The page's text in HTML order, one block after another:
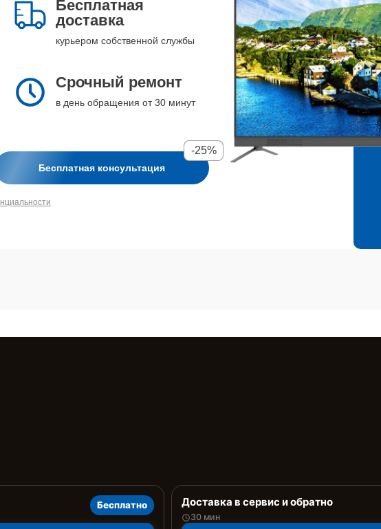
Бесплатная
доставка
курьером собственной службы
Срочный ремонт
в день обращения от 30 минут
Бесплатная консультация
-25%
Бесплатно Доставка в сервис и обратно
30 мин